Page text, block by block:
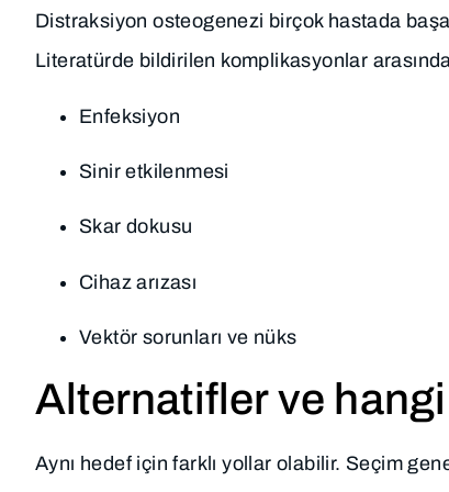
Distraksiyon osteogenezi birçok hastada
Literatürde bildirilen komplikasyonlar
Enfeksiyon
Sinir etkilenmesi
Skar dokusu
Cihaz arızası
Vektör sorunları ve nüks
Alternatifler ve
Aynı hedef için farklı yollar olabilir. Seçim